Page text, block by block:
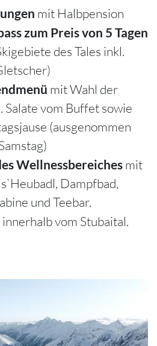
mit Halbpension
zum Preis von 5 Tagen
des Tales inkl.
mit Wahl der
Salate vom Buffet sowie
(ausgenommen
Wellnessbereichesmit
Dampfbad,
und Teebar.
innerhalb vom Stubaital.